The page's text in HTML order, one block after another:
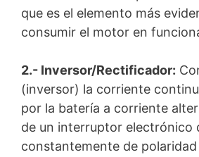
que es el elemento más
consumir el motor en
2.- Inversor/Rectificador:
(inversor) la corriente
por la batería a corriente
de un interruptor electrónico
constantemente de